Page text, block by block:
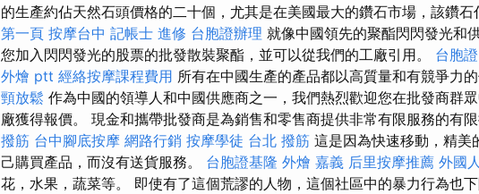
的生產約佔天然石頭價格的二十個，尤其是在美國最大的鑽石市場，該鑽石
第一頁 按摩台中 記帳士 進修 台胞證辦理 就像中國領先的聚酯閃閃發光和
您加入閃閃發光的股票的批發散裝聚酯，並可以從我們的工廠引用。 台胞
外燴 ptt 經絡按摩課程費用 所有在中國生產的產品都以高質量和有競爭力
頸放鬆 作為中國的領導人和中國供應商之一，我們熱烈歡迎您在批發商群
廠獲得報價。 現金和攜帶批發商是為銷售和零售商提供非常有限服務的有
撥筋 台中腳底按摩 網路行銷 按摩學徒 台北 撥筋 這是因為快速移動，精美
己購買產品，而沒有送貨服務。 台胞證基隆 外燴 嘉義 后里按摩推薦 外國
花，水果，蔬菜等。 即使有了這個荒謬的人物，這個社區中的暴力行為也下